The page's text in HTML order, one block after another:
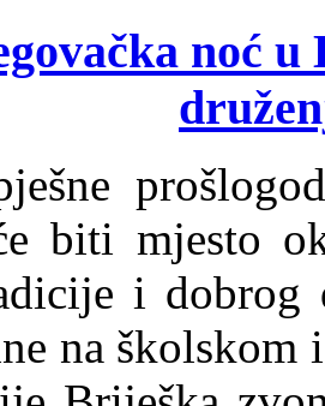
noć
biti mjesto
i dobrog
na